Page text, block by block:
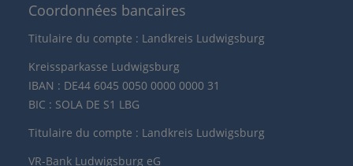
Coordonnées bancaires
Titulaire du compte : Landkreis Ludwigsburg
Kreissparkasse Ludwigsburg
IBAN : DE44 6045 0050 0000 0000 31
BIC : SOLA DE S1 LBG
Titulaire du compte : Landkreis Ludwigsburg
VR-Bank Ludwigsburg eG